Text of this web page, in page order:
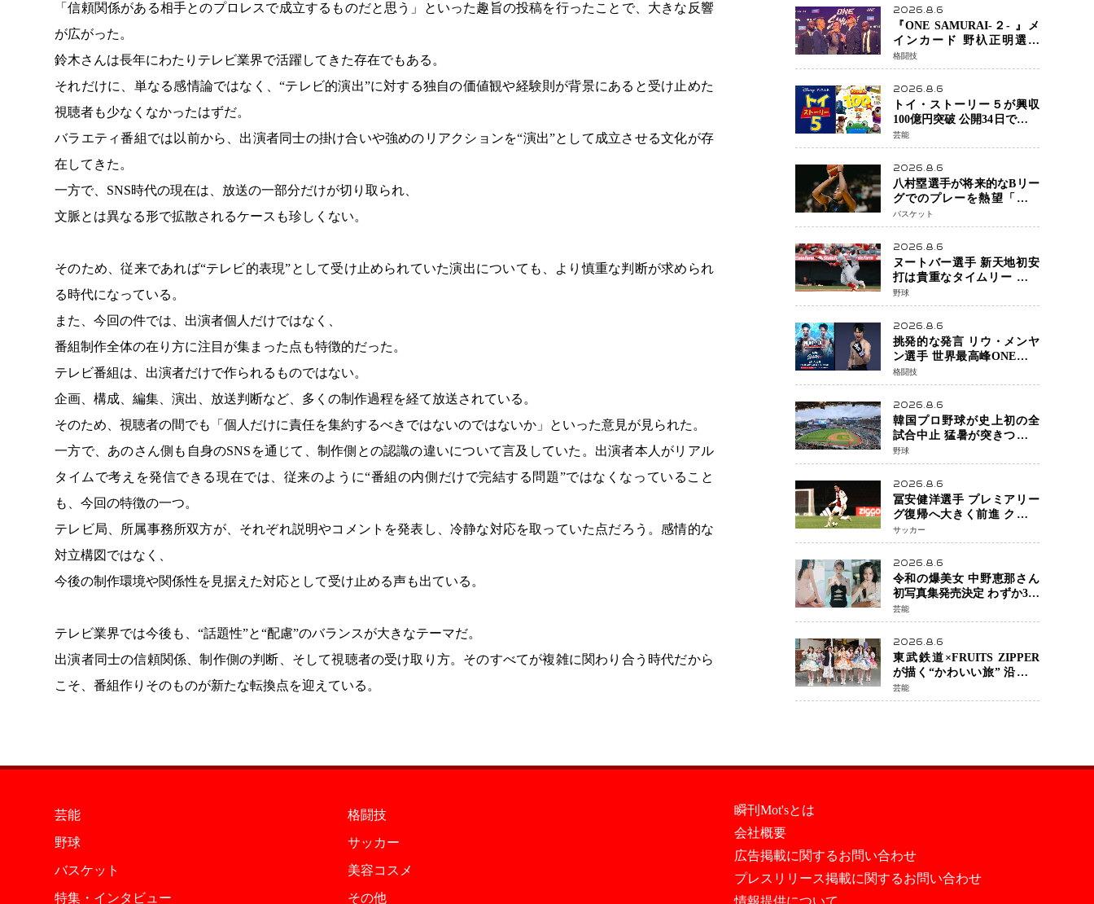
「信頼関係がある相手とのプロレスで成立するものだと思う」といった趣旨の投稿を行ったことで、大きな反響
が広がった。
鈴木さんは長年にわたりテレビ業界で活躍してきた存在でもある。
それだけに、単なる感情論ではなく、“テレビ的演出”に対する独自の価値観や経験則が背景にあると受け止めた
視聴者も少なくなかったはずだ。
バラエティ番組では以前から、出演者同士の掛け合いや強めのリアクションを“演出”として成立させる文化が存
在してきた。
一方で、SNS時代の現在は、放送の一部分だけが切り取られ、
文脈とは異なる形で拡散されるケースも珍しくない。
そのため、従来であれば“テレビ的表現”として受け止められていた演出についても、より慎重な判断が求められ
る時代になっている。
また、今回の件では、出演者個人だけではなく、
番組制作全体の在り方に注目が集まった点も特徴的だった。
テレビ番組は、出演者だけで作られるものではない。
企画、構成、編集、演出、放送判断など、多くの制作過程を経て放送されている。
そのため、視聴者の間でも「個人だけに責任を集約するべきではないのではないか」といった意見が見られた。
一方で、あのさん側も自身のSNSを通じて、制作側との認識の違いについて言及していた。出演者本人がリアル
タイムで考えを発信できる現在では、従来のように“番組の内側だけで完結する問題”ではなくなっていること
も、今回の特徴の一つ。
テレビ局、所属事務所双方が、それぞれ説明やコメントを発表し、冷静な対応を取っていた点だろう。感情的な
対立構図ではなく、
今後の制作環境や関係性を見据えた対応として受け止める声も出ている。
テレビ業界では今後も、“話題性”と“配慮”のバランスが大きなテーマだ。
出演者同士の信頼関係、制作側の判断、そして視聴者の受け取り方。そのすべてが複雑に関わり合う時代だから
こそ、番組作りそのものが新たな転換点を迎えている。
2026.8.6
『ONE SAMURAI-２- 』メ
インカード 野杁正明選手
「彼を倒して勝つ」 リウ・
メンヤンとの因縁に決着へ
再起を懸けたONEフェザー
級トーナメント初戦
格闘技
2026.8.6
トイ・ストーリー５が興収
100億円突破 公開34日でピク
サー作品 史上最速 日本歴代
シリーズ最高更新も目前
芸能
2026.8.6
八村塁選手が将来的なBリー
グでのプレーを熱望「一つ
の夢ですね」スター帰還が
リーグ価値を押し上げる可
能性
バスケット
2026.8.6
ヌートバー選手 新天地初安
打は貴重なタイムリー 本拠
地ファンが大歓声 笑顔で歓
喜
野球
2026.8.6
挑発的な発言 リウ・メンヤ
ン選手 世界最高峰ONEで浮
き彫りになる 日本キックボ
クシングが直面する“技術
戦”の現在地
格闘技
2026.8.6
韓国プロ野球が史上初の全
試合中止 猛暑が突きつけた
「屋外スポーツの限界」 日
本発のドーム型施設時代へ
野球
2026.8.6
冨安健洋選手 プレミアリー
グ復帰へ大きく前進 クリス
タルパレス加入目前 メディ
カルチェックも通過
サッカー
2026.8.6
令和の爆美女 中野恵那さん
初写真集発売決定 わずか3日
で2560万インプレッション
を記録した話題の美貌を凝
縮
芸能
2026.8.6
東武鉄道×FRUITS ZIPPER
が描く“かわいい旅” 沿線を
舞台にした「TOBU KAWAII
PROJECT」が開幕
芸能
芸能
格闘技
野球
サッカー
バスケット
美容コスメ
特集・インタビュー
その他
瞬刊Mot'sとは
会社概要
広告掲載に関するお問い合わせ
プレスリリース掲載に関するお問い合わせ